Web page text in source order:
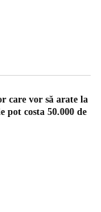
care vor să arate la
pot costa 50.000 de